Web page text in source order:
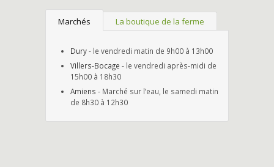
Marchés La boutique de la ferme
Dury- le vendredi matin de 9h00 à 13h00
Villers-Bocage - le vendredi après-midi de
15h00 à 18h30
Amiens - Marché sur l’eau, le samedi matin
de 8h30 à 12h30